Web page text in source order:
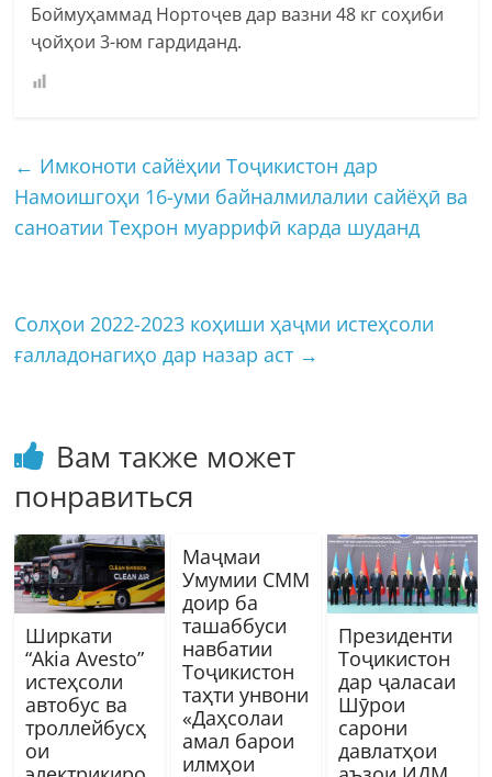
Боймуҳаммад Нортоҷев дар вазни 48 кг соҳиби
ҷойҳои 3-юм гардиданд.
← Имконоти сайёҳии Тоҷикистон дар
Намоишгоҳи 16-уми байналмилалии сайёҳӣ ва
саноатии Теҳрон муаррифӣ карда шуданд
Солҳои 2022-2023 коҳиши ҳаҷми истеҳсоли
ғалладонагиҳо дар назар аст →
Вам также может
понравиться
Ширкати
“Akia Avesto”
истеҳсоли
автобус ва
троллейбусҳ
ои
Маҷмаи
Умумии СММ
доир ба
ташаббуси
навбатии
Тоҷикистон
таҳти унвони
«Даҳсолаи
амал барои
илмҳои
Президенти
Тоҷикистон
дар ҷаласаи
Шӯрои
сарони
давлатҳои